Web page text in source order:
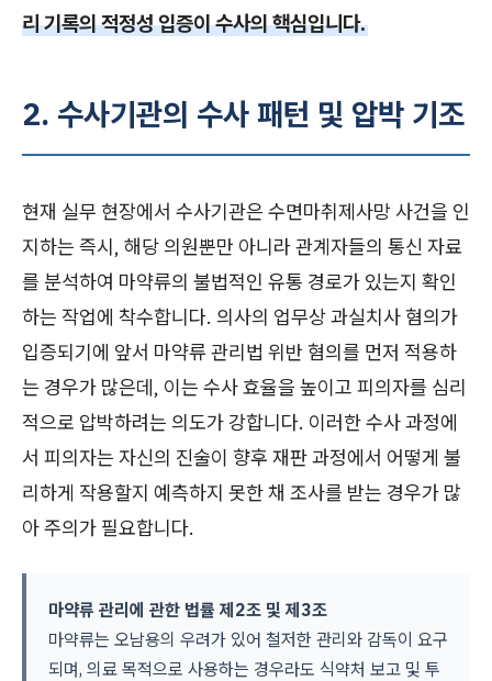
리 기록의 적정성 입증이 수사의 핵심입니다.
2. 수사기관의 수사 패턴 및 압박 기조
현재 실무 현장에서 수사기관은 수면마취제사망 사건을 인
지하는 즉시, 해당 의원뿐만 아니라 관계자들의 통신 자료
를 분석하여 마약류의 불법적인 유통 경로가 있는지 확인
하는 작업에 착수합니다. 의사의 업무상 과실치사 혐의가
입증되기에 앞서 마약류 관리법 위반 혐의를 먼저 적용하
는 경우가 많은데, 이는 수사 효율을 높이고 피의자를 심리
적으로 압박하려는 의도가 강합니다. 이러한 수사 과정에
서 피의자는 자신의 진술이 향후 재판 과정에서 어떻게 불
리하게 작용할지 예측하지 못한 채 조사를 받는 경우가 많
아 주의가 필요합니다.
마약류 관리에 관한 법률 제2조 및 제3조
마약류는 오남용의 우려가 있어 철저한 관리와 감독이 요구
되며, 의료 목적으로 사용하는 경우라도 식약처 보고 및 투